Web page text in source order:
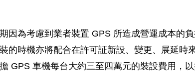
因為考慮到業者裝置 GPS 所造成營運成本的
的時機亦將配合在許可証新設、變更、展延時
GPS 車機每台大約三至四萬元的裝設費用，